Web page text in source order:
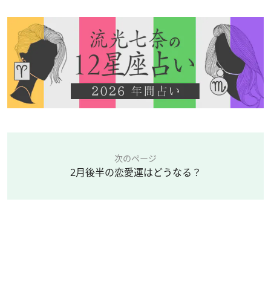
次のページ
2月後半の恋愛運はどうなる？